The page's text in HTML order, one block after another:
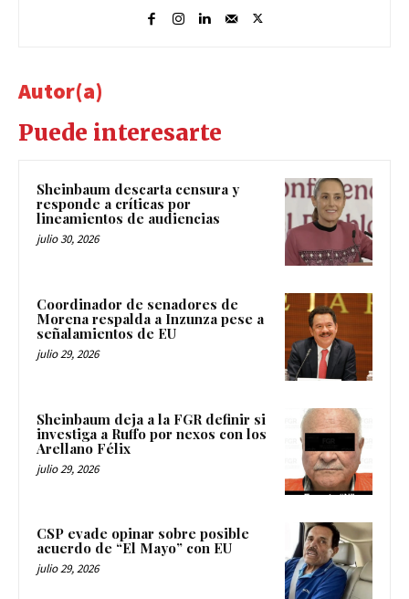
Autor(a)
Puede interesarte
Sheinbaum descarta censura y
responde a críticas por
lineamientos de audiencias
julio 30, 2026
Coordinador de senadores de
Morena respalda a Inzunza pese a
señalamientos de EU
julio 29, 2026
Sheinbaum deja a la FGR definir si
investiga a Ruffo por nexos con los
Arellano Félix
julio 29, 2026
CSP evade opinar sobre posible
acuerdo de “El Mayo” con EU
julio 29, 2026